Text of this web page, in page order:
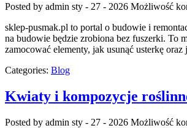
Posted by admin sty - 27 - 2026 Możliwość
sklep-pusmak.pl to portal o budowie i
na budowie będzie zrobiona bez fuszerki. To
zamocować elementy, jak usunąć usterkę
Categories: Blog
Kwiaty i kompozycje
Posted by admin sty - 27 - 2026 Możliwość